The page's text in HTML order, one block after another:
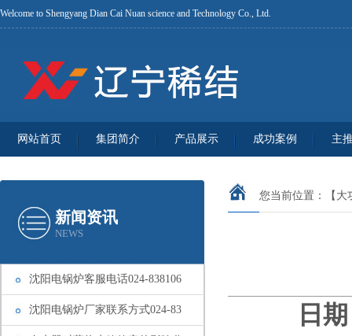
Welcome to Shengyang Dian Cai Nuan science and Technology Co., Ltd.
网站首页 集团简介 产品展示 成功案例 主
新闻资讯
NEWS
沈阳电锅炉客服电话024-838106
沈阳电锅炉厂家联系方式024-83
您当前位置： 【
日